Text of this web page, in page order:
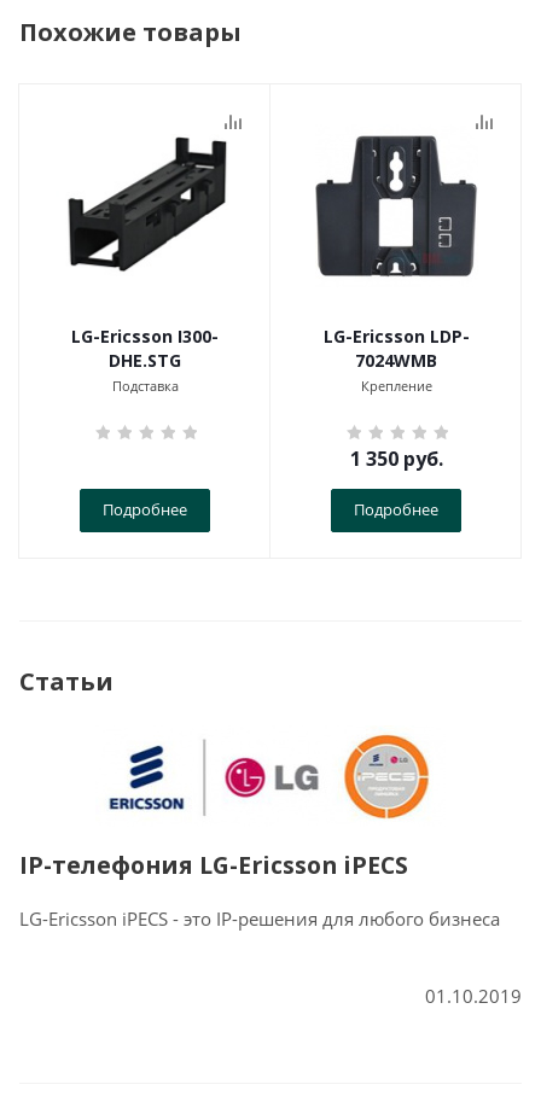
Похожие товары
LG-Ericsson I300-
DHE.STG
Подставка
Подробнее
LG-Ericsson LDP-
7024WMB
Крепление
1 350руб.
Подробнее
Статьи
IP-телефония LG-Ericsson iPECS
LG-Ericsson iPECS - это IP-решения для любого бизнеса
01.10.2019